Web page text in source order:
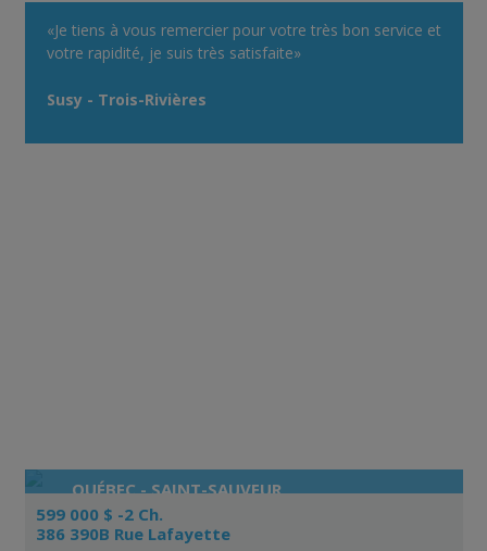
«Je tiens à vous remercier pour votre très bon service et
votre rapidité, je suis très satisfaite»
Susy - Trois-Rivières
QUÉBEC - SAINT-SAUVEUR
599 000 $ -2 Ch.
386 390B Rue Lafayette